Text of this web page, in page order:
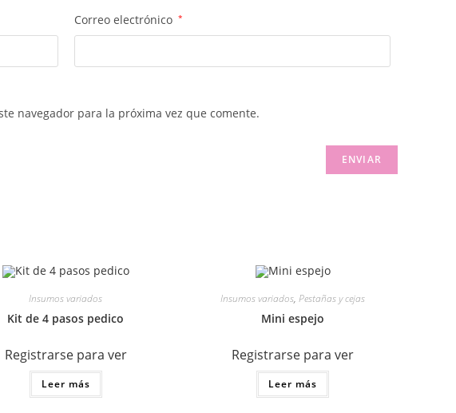
Correo electrónico *
navegador para la próxima vez que comente.
Insumos variados
Kit de 4 pasos pedico
Registrarse para ver
Leer más
Insumos variados,Pestañas y cejas
Mini espejo
Registrarse para ver
Leer más